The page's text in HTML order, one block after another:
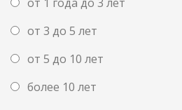
от 3 до 5 лет
от 5 до 10 лет
более 10 лет